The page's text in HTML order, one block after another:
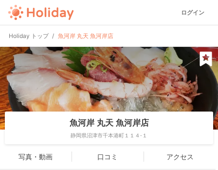
ログイン
Holiday トップ 魚河岸 丸天 魚河岸店
魚河岸 丸天 魚河岸店
静岡県沼津市千本港町１１４-１
写真・動画 口コミ アクセス